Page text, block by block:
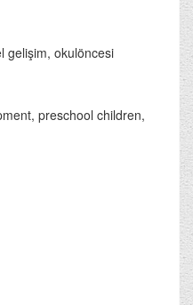
gelişim, okulöncesi
preschool children,